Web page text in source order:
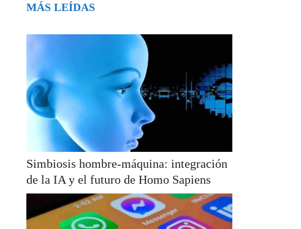
MÁS LEÍDAS
Simbiosis hombre-máquina: integración
de la IA y el futuro de Homo Sapiens